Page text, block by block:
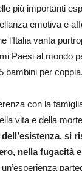
più importanti
emotiva e
l’Italia vanta
Paesi al mondo
bambini per coppia.
con la
vita e della
si
nella fugacità